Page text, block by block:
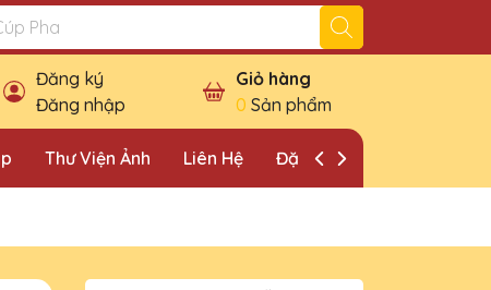
Đăng ký
Đăng nhập
Giỏ hàng
0 Sản phẩm
Thư Viện Ảnh Liên Hệ Đặt Lịch Khảo Sát